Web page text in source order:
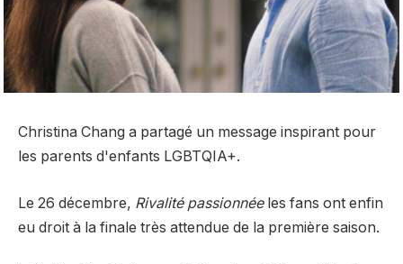
Christina Chang a partagé un message inspirant pour
les parents d'enfants LGBTQIA+.
Le 26 décembre, Rivalité passionnée les fans ont enfin
eu droit à la finale très attendue de la première saison.